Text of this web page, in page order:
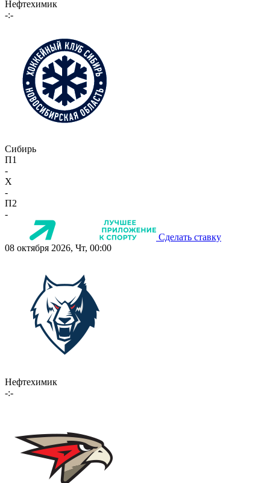
Нефтехимик
-:-
Сибирь
П1
-
X
-
П2
-
Сделать ставку
08 октября 2026, Чт, 00:00
Нефтехимик
-:-